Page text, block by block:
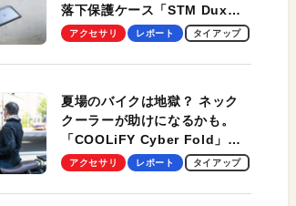
落下保護ケース「STM Dux
Ultra」を検証。学生、ビジネ
適！
アクセサリ レポート タイアップ
夏場のバイクは地獄？ ネック
クーラーが助けになるかも。
「COOLiFY Cyber Fold」レ
ビュー。冷却の速さ、密着する
性がグッド！
アクセサリ レポート タイアップ